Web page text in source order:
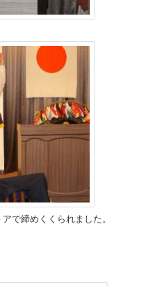
で締めくくられました。